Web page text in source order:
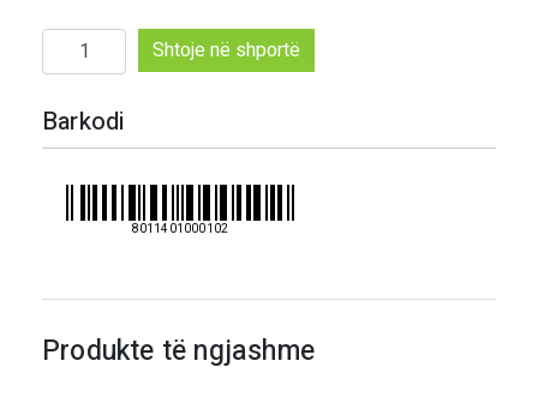
Sasi
Amoruso
di
grano
tenero
Shtoje në shportë
Barkodi
8011401000102
Produkte të ngjashme